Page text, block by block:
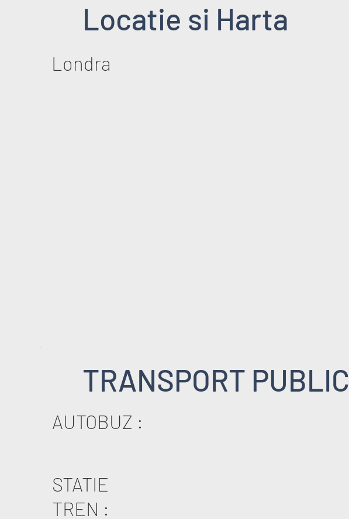
Locatie si Harta
Londra
TRANSPORT PUBLIC
AUTOBUZ :
STATIE
TREN :